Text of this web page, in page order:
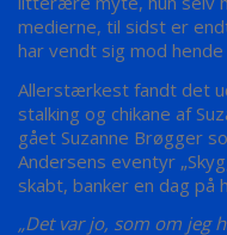
medierne, til sidst er
har vendt sig mod hende
Allerstærkest fandt det
stalking og chikane af
gået Suzanne Brøgger
Andersens eventyr
skabt, banker en dag på
„Det var jo, som om jeg